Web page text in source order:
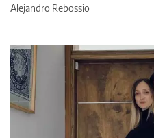
Alejandro Rebossio